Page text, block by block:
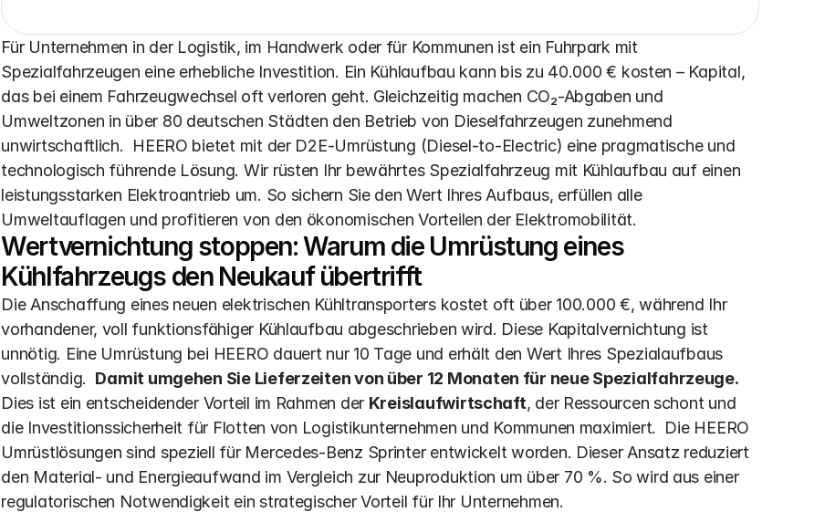
Für Unternehmen in der Logistik, im Handwerk oder für Kommunen ist ein Fuhrpark mit
Spezialfahrzeugen eine erhebliche Investition. Ein Kühlaufbau kann bis zu 40.000 € kosten – Kapital,
das bei einem Fahrzeugwechsel oft verloren geht. Gleichzeitig machen CO₂-Abgaben und
Umweltzonen in über 80 deutschen Städten den Betrieb von Dieselfahrzeugen zunehmend
unwirtschaftlich.  HEERO bietet mit der D2E-Umrüstung (Diesel-to-Electric) eine pragmatische und
technologisch führende Lösung. Wir rüsten Ihr bewährtes Spezialfahrzeug mit Kühlaufbau auf einen
leistungsstarken Elektroantrieb um. So sichern Sie den Wert Ihres Aufbaus, erfüllen alle
Umweltauflagen und profitieren von den ökonomischen Vorteilen der Elektromobilität.
Wertvernichtung stoppen: Warum die Umrüstung eines
Kühlfahrzeugs den Neukauf übertrifft
Die Anschaffung eines neuen elektrischen Kühltransporters kostet oft über 100.000 €, während Ihr
vorhandener, voll funktionsfähiger Kühlaufbau abgeschrieben wird. Diese Kapitalvernichtung ist
unnötig. Eine Umrüstung bei HEERO dauert nur 10 Tage und erhält den Wert Ihres Spezialaufbaus
vollständig. Damit umgehen Sie Lieferzeiten von über 12 Monaten für neue Spezialfahrzeuge.
Dies ist ein entscheidender Vorteil im Rahmen der Kreislaufwirtschaft, der Ressourcen schont und
die Investitionssicherheit für Flotten von Logistikunternehmen und Kommunen maximiert.  Die HEERO
Umrüstlösungen sind speziell für Mercedes-Benz Sprinter entwickelt worden. Dieser Ansatz reduziert
den Material- und Energieaufwand im Vergleich zur Neuproduktion um über 70 %. So wird aus einer
regulatorischen Notwendigkeit ein strategischer Vorteil für Ihr Unternehmen.